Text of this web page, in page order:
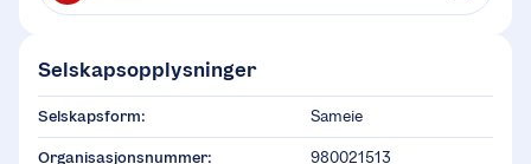
Selskapsopplysninger
Selskapsform: Sameie
Organisasjonsnummer: 980021513